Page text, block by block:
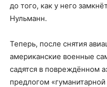
до того, как у него
Нульманн.
Теперь, после снятия
американские военные
садятся в повреждённом
предлогом